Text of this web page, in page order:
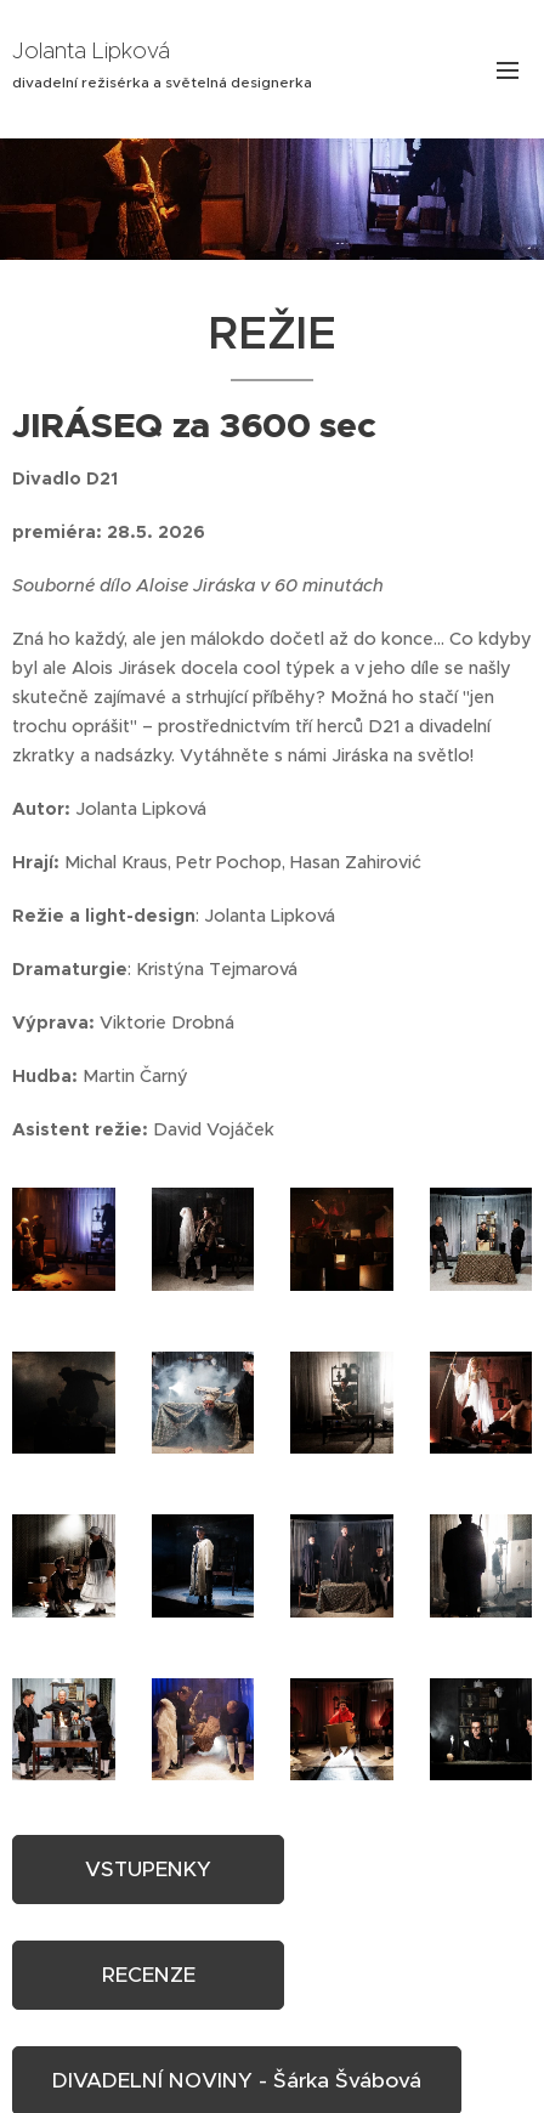
Jolanta Lipková
divadelní režisérka a světelná designerka
REŽIE
JIRÁSEQ za 3600 sec
Divadlo D21
premiéra: 28.5. 2026
Souborné dílo Aloise Jiráska v 60 minutách
Zná ho každý, ale jen málokdo dočetl až do konce… Co kdyby
byl ale Alois Jirásek docela cool týpek a v jeho díle se našly
skutečně zajímavé a strhující příběhy? Možná ho stačí "jen
trochu oprášit" – prostřednictvím tří herců D21 a divadelní
zkratky a nadsázky. Vytáhněte s námi Jiráska na světlo!
Autor: Jolanta Lipková
Hrají: Michal Kraus, Petr Pochop, Hasan Zahirović
Režie a light-design: Jolanta Lipková
Dramaturgie: Kristýna Tejmarová
Výprava: Viktorie Drobná
Hudba: Martin Čarný
Asistent režie: David Vojáček
VSTUPENKY
RECENZE
DIVADELNÍ NOVINY - Šárka Švábová